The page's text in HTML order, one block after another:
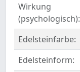
Wirkung
(psychologisch):
Edelsteinfarbe:
Edelsteinform: